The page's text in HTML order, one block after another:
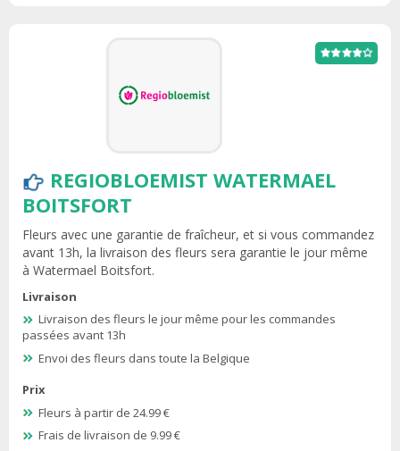
REGIOBLOEMIST WATERMAEL
BOITSFORT
Fleurs avec une garantie de fraîcheur, et si vous commandez
avant 13h, la livraison des fleurs sera garantie le jour même
à Watermael Boitsfort.
Livraison
Livraison des fleurs le jour même pour les commandes
passées avant 13h
Envoi des fleurs dans toute la Belgique
Prix
Fleurs à partir de 24.99 €
Frais de livraison de 9.99 €